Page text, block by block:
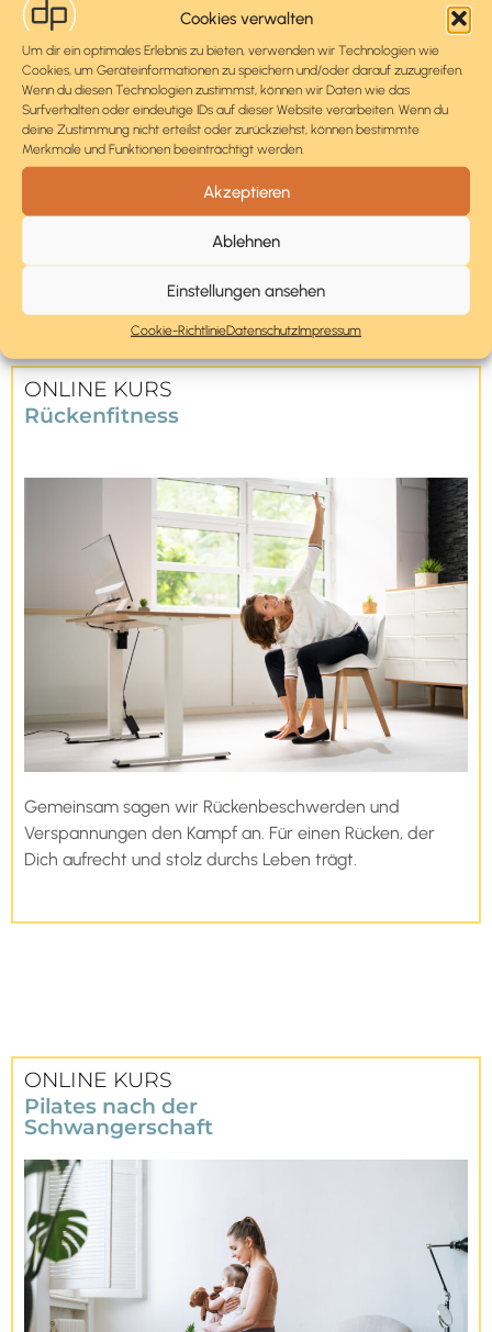
Cookies verwalten
Um dir ein optimales Erlebnis zu bieten, verwenden wir Technologien wie
Cookies, um Geräteinformationen zu speichern und/oder darauf zuzugreifen.
Wenn du diesen Technologien zustimmst, können wir Daten wie das
Surfverhalten oder eindeutige IDs auf dieser Website verarbeiten. Wenn du
deine Zustimmung nicht erteilst oder zurückziehst, können bestimmte
Merkmale und Funktionen beeinträchtigt werden.
Akzeptieren
Ablehnen
Einstellungen ansehen
Cookie-RichtlinieDatenschutzImpressum
ist. Uns ist es eine Herzensangelegenheit, Dich auf
Deinem Weg in eine gesunde Zukunft zu begleiten.
ONLINE KURS
Rückenfitness
Gemeinsam sagen wir Rückenbeschwerden und
Verspannungen den Kampf an. Für einen Rücken, der
Dich aufrecht und stolz durchs Leben trägt.
ONLINE KURS
Pilates nach der
Schwangerschaft